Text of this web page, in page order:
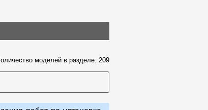
моделей в разделе: 209